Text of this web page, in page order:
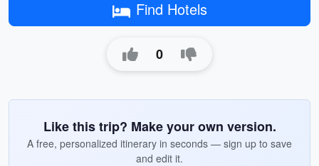
Find Hotels
0
Like this trip? Make your own version.
A free, personalized itinerary in seconds — sign up to save
and edit it.